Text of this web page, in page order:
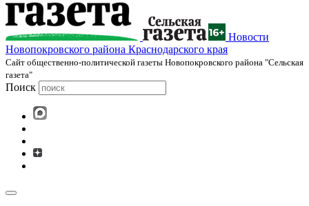
Новости
Новопокровского района Краснодарского края
Cайт общественно-политической газеты Новопокровского района "Сельская
газета"
Поиск